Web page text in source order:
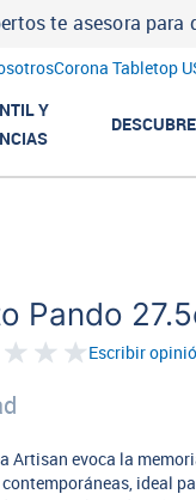
te asesora
Corona Tabletop
Y
Pando
Escribir
Artisan evoca la
ideal